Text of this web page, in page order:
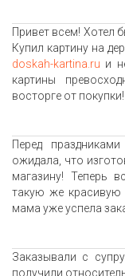
Привет всем! Хотел
Купил картину на
doskah-kartina.ru и
картины
восторге от покупки!
Перед
ожидала, что
магазину! Теперь
такую же красивую
мама уже успела
Заказывали с
получили